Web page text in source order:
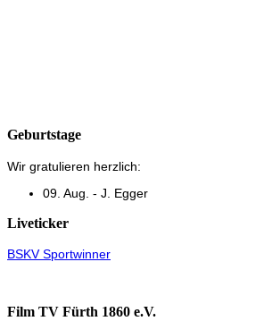
Geburtstage
Wir gratulieren herzlich:
09. Aug. - J. Egger
Liveticker
BSKV Sportwinner
Film TV Fürth 1860 e.V.